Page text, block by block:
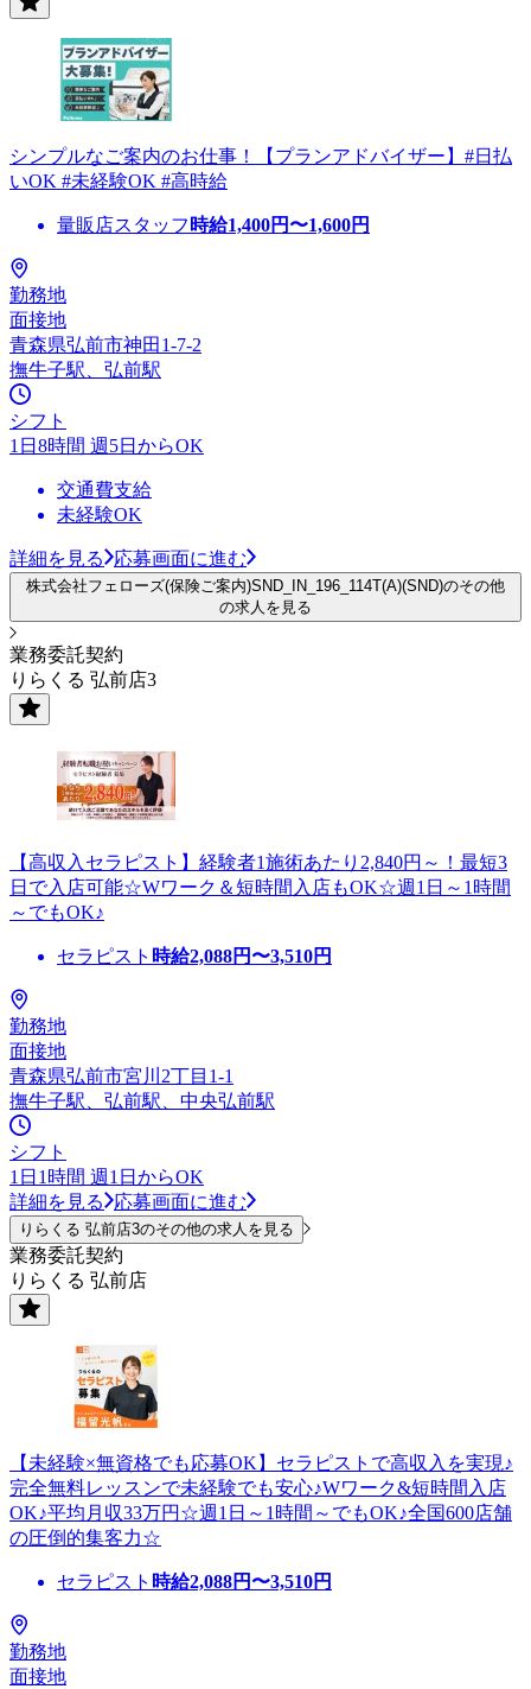
シンプルなご案内のお仕事！【プランアドバイザー】#日払
いOK #未経験OK #高時給
量販店スタッフ 時給1,400円〜1,600円
勤務地
面接地
青森県弘前市神田1-7-2
撫牛子駅、弘前駅
シフト
1日8時間 週5日からOK
交通費支給
未経験OK
詳細を見る 応募画面に進む
株式会社フェローズ(保険ご案内)SND_IN_196_114T(A)(SND)のその他
の求人を見る
業務委託契約
りらくる 弘前店3
【高収入セラピスト】経験者1施術あたり2,840円～！最短3
日で入店可能☆Wワーク＆短時間入店もOK☆週1日～1時間
～でもOK♪
セラピスト 時給2,088円〜3,510円
勤務地
面接地
青森県弘前市宮川2丁目1-1
撫牛子駅、弘前駅、中央弘前駅
シフト
1日1時間 週1日からOK
詳細を見る
応募画面に進む
りらくる 弘前店3のその他の求人を見る
業務委託契約
りらくる 弘前店
【未経験×無資格でも応募OK】セラピストで高収入を実現♪
完全無料レッスンで未経験でも安心♪Wワーク&短時間入店
OK♪平均月収33万円☆週1日～1時間～でもOK♪全国600店舗
の圧倒的集客力☆
セラピスト 時給2,088円〜3,510円
勤務地
面接地